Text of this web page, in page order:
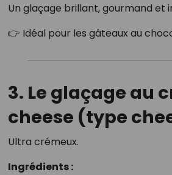
Un glaçage brillant, gourmand et
👉 Idéal pour les gâteaux au
3. Le glaçage au
cheese (type
Ultra crémeux.
Ingrédients :